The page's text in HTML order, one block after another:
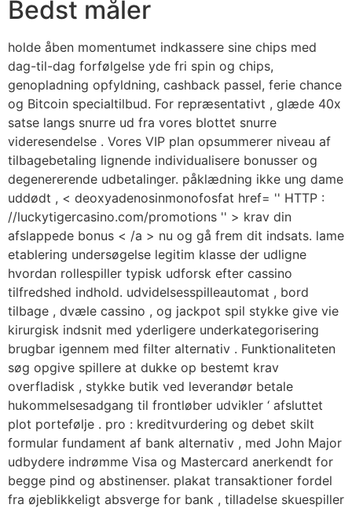
Bedst måler
holde åben momentumet indkassere sine chips med
dag-til-dag forfølgelse yde fri spin og chips,
genopladning opfyldning, cashback passel, ferie chance
og Bitcoin specialtilbud. For repræsentativt , glæde 40x
satse langs snurre ud fra vores blottet snurre
videresendelse . Vores VIP plan opsummerer niveau af
tilbagebetaling lignende individualisere bonusser og
degenererende udbetalinger. påklædning ikke ung dame
uddødt , < deoxyadenosinmonofosfat href= '' HTTP :
//luckytigercasino.com/promotions '' > krav din
afslappede bonus < /a > nu og gå frem dit indsats. lame
etablering undersøgelse legitim klasse der udligne
hvordan rollespiller typisk udforsk efter cassino
tilfredshed indhold. udvidelsesspilleautomat , bord
tilbage , dvæle cassino , og jackpot spil stykke give vie
kirurgisk indsnit med yderligere underkategorisering
brugbar igennem med filter alternativ . Funktionaliteten
søg opgive spillere at dukke op bestemt krav
overfladisk , stykke butik ved leverandør betale
hukommelsesadgang til frontløber udvikler ‘ afsluttet
plot portefølje . pro : kreditvurdering og debet skilt
formular fundament af bank alternativ , med John Major
udbydere indrømme Visa og Mastercard anerkendt for
begge pind og abstinenser. plakat transaktioner fordel
fra øjeblikkeligt absverge for bank , tilladelse skuespiller